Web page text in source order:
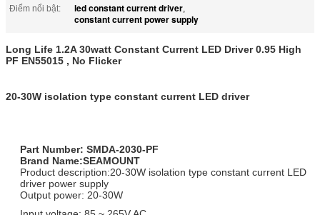
Điểm nổi bật:
led constant current driver,
constant current power supply
Long Life 1.2A 30watt Constant Current LED Driver 0.95 High
PF EN55015 , No Flicker
20-30W isolation type constant current LED driver
Part Number: SMDA-2030-PF
Brand Name:SEAMOUNT
Product description:20-30W isolation type constant current LED
driver power supply
Output power: 20-30W